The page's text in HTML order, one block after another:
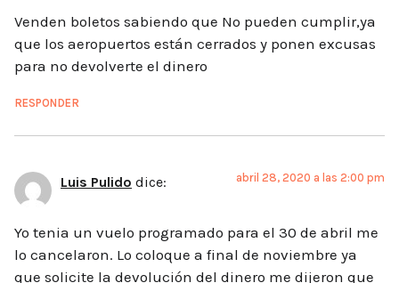
Venden boletos sabiendo que No pueden cumplir,ya
que los aeropuertos están cerrados y ponen excusas
para no devolverte el dinero
RESPONDER
Luis Pulido dice: abril 28, 2020 a las 2:00 pm
Yo tenia un vuelo programado para el 30 de abril me
lo cancelaron. Lo coloque a final de noviembre ya
que solicite la devolución del dinero me dijeron que